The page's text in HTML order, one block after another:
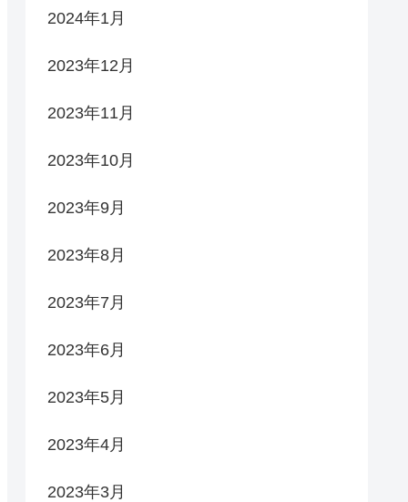
2024年1月
2023年12月
2023年11月
2023年10月
2023年9月
2023年8月
2023年7月
2023年6月
2023年5月
2023年4月
2023年3月